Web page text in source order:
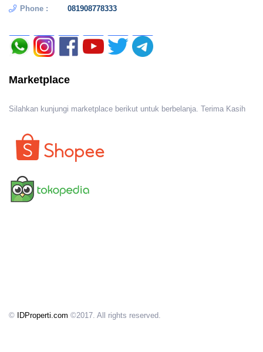
Phone : 081908778333
Marketplace
Silahkan kunjungi marketplace berikut untuk berbelanja. Terima Kasih
© IDProperti.com ©2017. All rights reserved.